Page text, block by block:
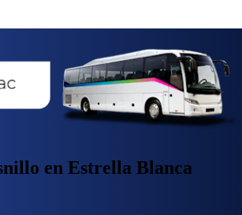
en Estrella Blanca